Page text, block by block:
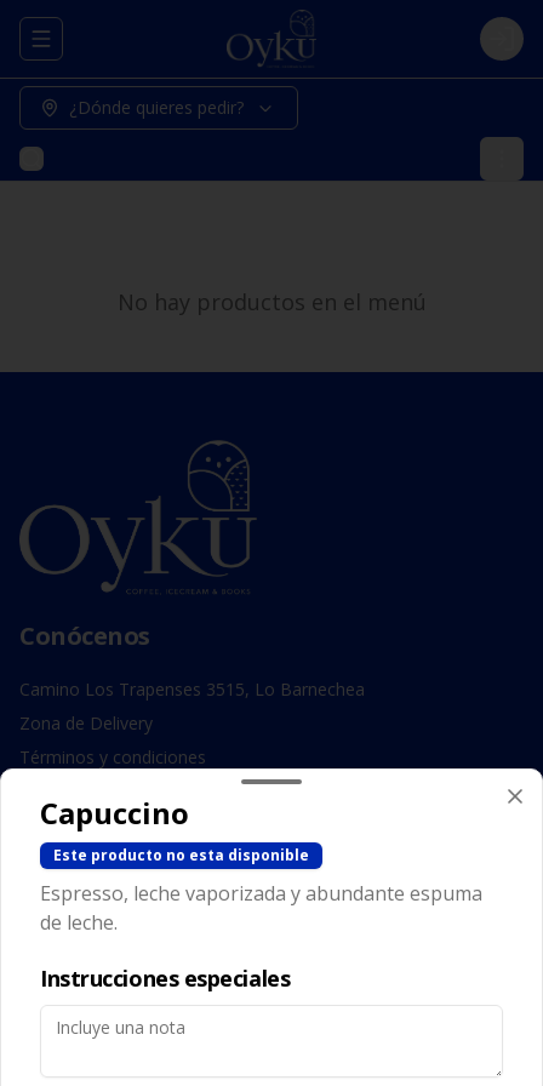
Abrir menu de navegación Login
¿Dónde quieres pedir?
No hay productos en el menú
Conócenos
Camino Los Trapenses 3515, Lo Barnechea
Zona de Delivery
Términos y condiciones
Redes sociales
Instagram
Facebook
Mi cuenta
Capuccino
Este producto no esta disponible
Espresso, leche vaporizada y abundante espuma
de leche.
Instrucciones especiales